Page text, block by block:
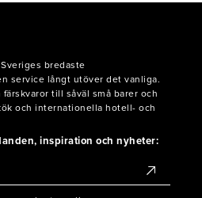
bredaste
service långt utöver det vanliga.
till såväl små barer och
och internationella hotell- och
inspiration och nyheter: